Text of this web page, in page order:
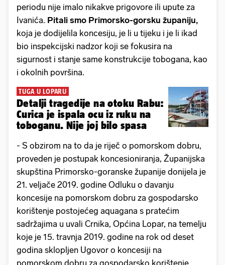
periodu nije imalo nikakve prigovore ili upute za
Ivanića. Pitali smo Primorsko-gorsku županiju,
koja je dodijelila koncesiju, je li u tijeku i je li ikad
bio inspekcijski nadzor koji se fokusira na
sigurnost i stanje same konstrukcije tobogana, kao
i okolnih površina.
TUGA U LOPARU
Detalji tragedije na otoku Rabu:
Curica je ispala ocu iz ruku na
toboganu. Nije joj bilo spasa
- S obzirom na to da je riječ o pomorskom dobru,
proveden je postupak koncesioniranja, Županijska
skupština Primorsko-goranske županije donijela je
21. veljače 2019. godine Odluku o davanju
koncesije na pomorskom dobru za gospodarsko
korištenje postojećeg aquagana s pratećim
sadržajima u uvali Crnika, Općina Lopar, na temelju
koje je 15. travnja 2019. godine na rok od deset
godina sklopljen Ugovor o koncesiji na